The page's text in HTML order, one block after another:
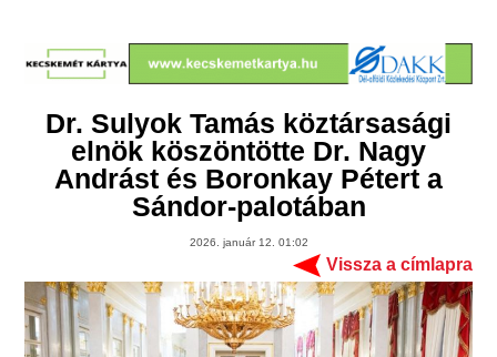
Dr. Sulyok Tamás köztársasági
elnök köszöntötte Dr. Nagy
Andrást és Boronkay Pétert a
Sándor-palotában
2026. január 12. 01:02
Vissza a címlapra